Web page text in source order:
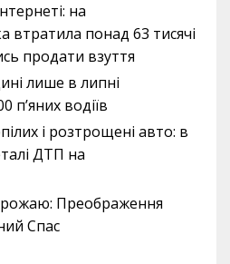
на
втратила понад 63 тисячі
продати взуття
лише в липні
п’яних водіїв
і розтрощені авто: в
ДТП на
Преображення
Спас